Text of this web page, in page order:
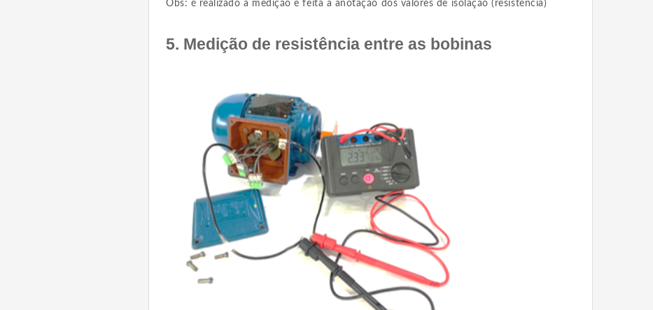
Obs: é realizado a medição e feita a anotação dos valores de isolação (resistência)
5. Medição de resistência entre as bobinas